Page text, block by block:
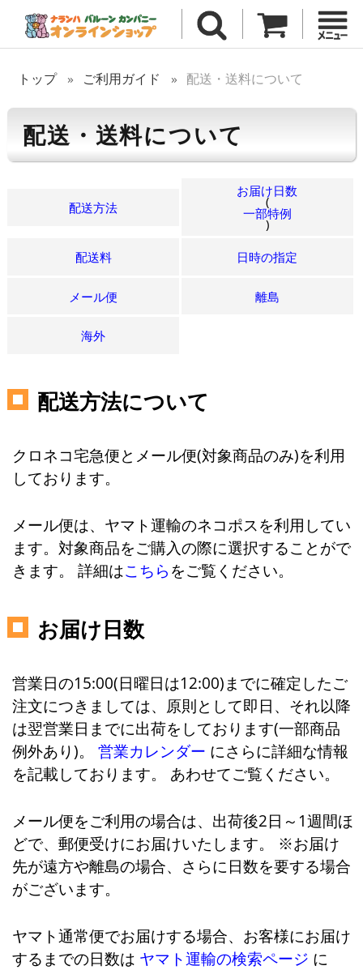
トップ ご利用ガイド 配送・送料について
配送・送料について
配送方法
お届け日数
(
一部特例
)
配送料 日時の指定
メール便 離島
海外
配送方法について
クロネコ宅急便とメール便(対象商品のみ)を利用
しております。
メール便は、ヤマト運輸のネコポスを利用してい
ます。対象商品をご購入の際に選択することがで
きます。 詳細はこちら をご覧ください。
お届け日数
営業日の15:00(日曜日は12:00)までに確定したご
注文につきましては、原則として即日、それ以降
は翌営業日までに出荷をしております(一部商品
例外あり)。 営業カレンダー にさらに詳細な情報
を記載しております。 あわせてご覧ください。
メール便をご利用の場合は、出荷後2日～1週間ほ
どで、郵便受けにお届けいたします。 ※お届け
先が遠方や離島の場合、さらに日数を要する場合
がございます。
ヤマト通常便でお届けする場合、お客様にお届け
するまでの日数は ヤマト運輸の検索ページ に